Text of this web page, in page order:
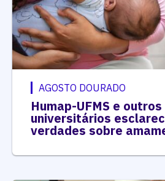
AGOSTO DOURADO
Humap-UFMS e
universitários
verdades sobre